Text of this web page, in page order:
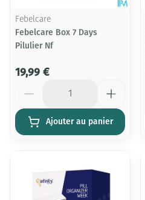
Febelcare
Febelcare Box 7 Days
Pilulier Nf
19,99 €
Ajouter au panier